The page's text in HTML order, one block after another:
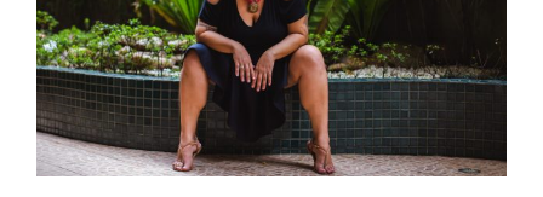
VOCÊ PRECISA MESMO DA BARRIGA
CHAPADA?